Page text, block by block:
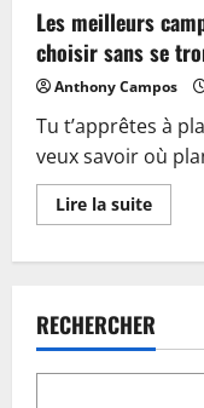
:
dans
les
du
de
Sablé-
sur-
Sarthe
Les meilleurs
choisir sans se
Anthony Campos
Tu t’apprêtes à
veux savoir où
Lire la suiteEn
savoir
en
Lozère
:
mon
RECHERCHER